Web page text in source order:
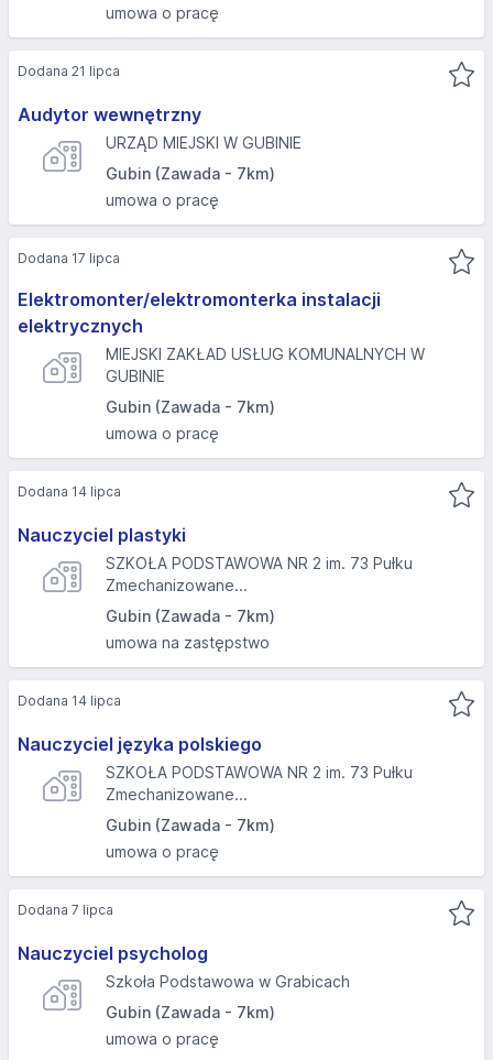
umowa o pracę
Audytor wewnętrzny
URZĄD MIEJSKI W GUBINIE
Gubin (Zawada - 7km)
umowa o pracę
Dodana 21 lipca
Elektromonter/elektromonterka instalacji
elektrycznych
MIEJSKI ZAKŁAD USŁUG KOMUNALNYCH W
GUBINIE
Gubin (Zawada - 7km)
umowa o pracę
Dodana 17 lipca
Nauczyciel plastyki
SZKOŁA PODSTAWOWA NR 2 im. 73 Pułku
Zmechanizowane...
Gubin (Zawada - 7km)
umowa na zastępstwo
Dodana 14 lipca
Nauczyciel języka polskiego
SZKOŁA PODSTAWOWA NR 2 im. 73 Pułku
Zmechanizowane...
Gubin (Zawada - 7km)
umowa o pracę
Dodana 14 lipca
Nauczyciel psycholog
Szkoła Podstawowa w Grabicach
Gubin (Zawada - 7km)
umowa o pracę
Dodana 7 lipca